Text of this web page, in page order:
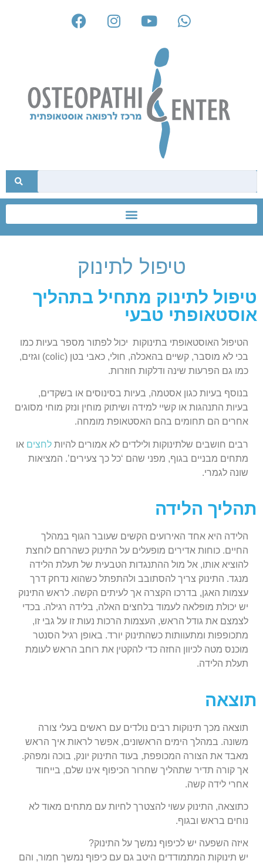
טיפול לתינוק
טיפול לתינוק מתחיל בתהליך
אוסטאופתי טבעי
הטיפול האוסטאופתי בתינוקות יכול לפתור מספר בעיות כמו
בכי לא מוסבר, קשיים בהאכלה, חולי, כאבי בטן (colic) וגזים,
כמו גם הפרעות שינה ודלקות חוזרות.
בנוסף בעיות כגון אסטמה, בעיות בסינוסים או בשקדים,
בעיות התנהגות או קשיי למידה ושיתוק מוחין ונזק מוחי מסוגים
אחרים הם תחומים בהם האסטאופת מומחה.
רבים חושבים שלתינוקות ולילדים לא אמורים להיות לחצים או
מתחים מבניים בגוף, מפני שהם ‘כל כך צעירים’. המציאות
שונה לגמרי.
תהליך הלידה
הלידה היא אחד האירועים הקשים שעובר הגוף במהלך
החיים. כוחות אדירים מופעלים על התינוק כשהרחם לוחצת
להוציא אותו, אל מול ההתנגדות הטבעית של תעלת הלידה
מנגד. התינוק צריך להסתובב ולהתפתל כשהוא נדחק דרך
עצמות האגן, בדרכו הקצרה אך לעיתים הקשה. לראש התינוק
יש יכולת מופלאה לעמוד בלחצים האלה, בלידה רגילה. בכדי
לצמצם את גודל הראש, העצמות הרכות נעות זו על גבי זו,
מתכופפות ומתעוותות כשהתינוק יורד. באופן רגיל הסנטר
מוכנס מטה לכיוון החזה כדי להקטין את רוחב הראש לעומת
תעלת הלידה.
תוצאה
תוצאה מכך תינוקות רבים נולדים עם ראשים בעלי צורה
משונה. במהלך הימים הראשונים, אפשר לראות איך הראש
מאבד את הצורה המכופפת, בעוד התינוק יונק, בוכה ומפהק.
אך קורה תדיר שתהליך שחרור הכיפוף אינו שלם, בייחוד
אחרי לידה קשה.
כתוצאה, התינוק עשוי להצטרך לחיות עם מתחים מאוד לא
נוחים בראש ובגוף.
איזה השפעה יש לכיפוף נמשך על התינוק?
יש תינוקות המתמודדים היטב גם עם כיפוף נמשך חמור, והם